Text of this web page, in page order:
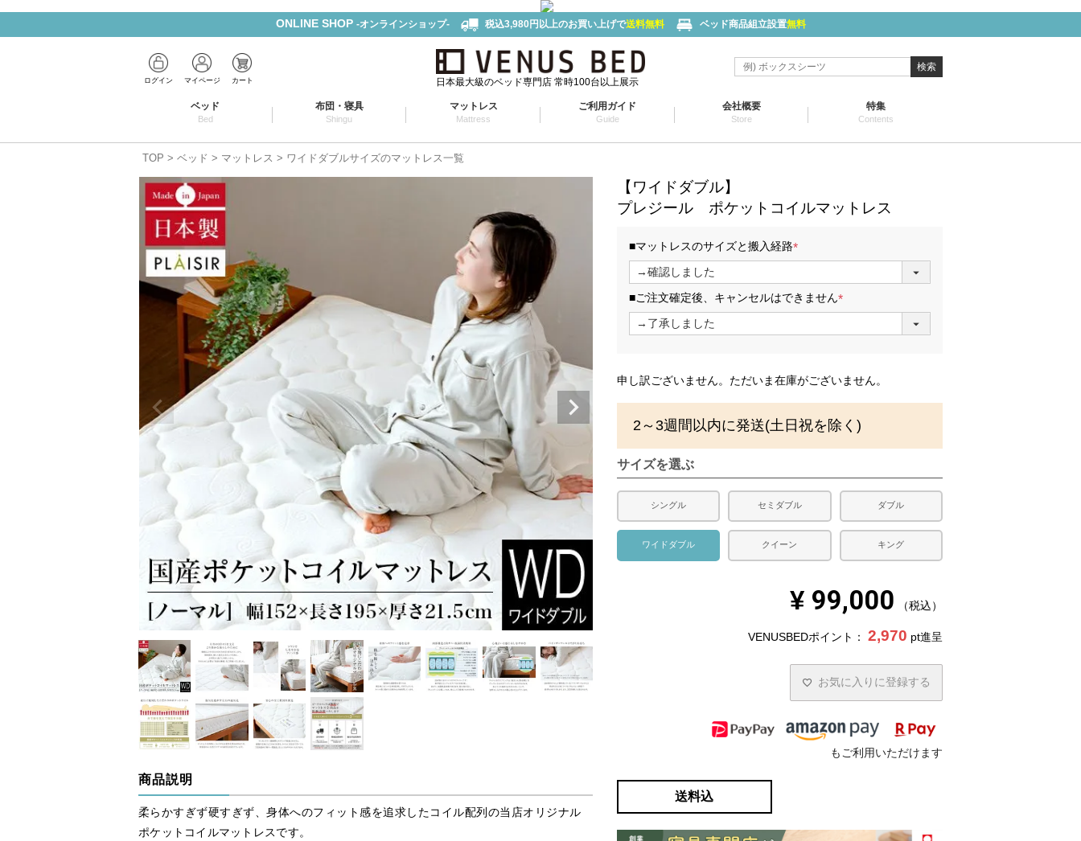
ONLINE SHOP -オンラインショップ- 税込3,980円以上のお買い上げで送料無料 ベッド商品組立設置無料
ログイン マイページ カート 日本最大級のベッド専門店 常時100台以上展示
検索
ベッド
Bed
布団・寝具
Shingu
マットレス
Mattress
ご利用ガイド
Guide
会社概要
Store
特集
Contents
TOP ベッド マットレス ワイドダブルサイズのマットレス一覧
商品説明
柔らかすぎず硬すぎず、身体へのフィット感を追求したコイル配列の当店オリジナル
ポケットコイルマットレスです。
【ワイドダブル】
プレジール ポケットコイルマットレス
■マットレスのサイズと搬入経路
(
必
須
)
■ご注文確定後、キャンセルはできません
(
必
申し訳ございません。ただいま在庫がございません。
2～3週間以内に発送(土日祝を除く)
サイズを選ぶ
シングル セミダブル ダブル
ワイドダブル クイーン キング
¥ 99,000 税込
VENUSBEDポイント： 2,970 pt進呈
お気に入りに登録する
もご利用いただけます
送料込